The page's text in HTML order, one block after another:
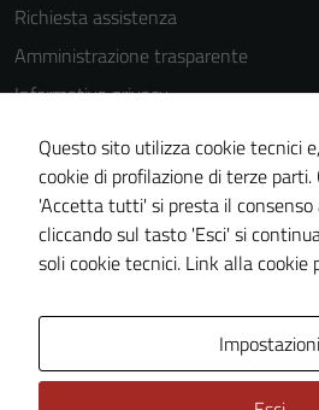
Richiesta assistenza
Amministrazione trasparente
Informativa privacy
Note legali
Dichiarazione di accessibilità
Piano di miglioramento del sito
Questo sito utilizza cookie tecnici
cookie di profilazione di terze
'Accetta tutti' si presta il consenso
cliccando sul tasto 'Esci' si
soli cookie tecnici. Link alla cookie
Impostazioni